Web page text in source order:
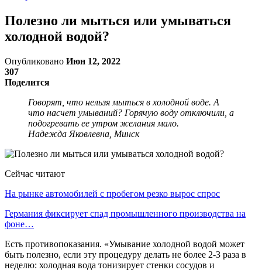
Полезно ли мыться или умываться
холодной водой?
Опубликовано Июн 12, 2022
307
Поделится
Говорят, что нельзя мыться в холодной воде. А
что насчет умываний? Горячую воду отключили, а
подогревать ее утром желания мало.
Надежда Яковлевна, Минск
Сейчас читают
На рынке автомобилей с пробегом резко вырос спрос
Германия фиксирует спад промышленного производства на
фоне…
Есть противопоказания. «Умывание холодной водой может
быть полезно, если эту процедуру делать не более 2-3 раза в
неделю: холодная вода тонизирует стенки сосудов и